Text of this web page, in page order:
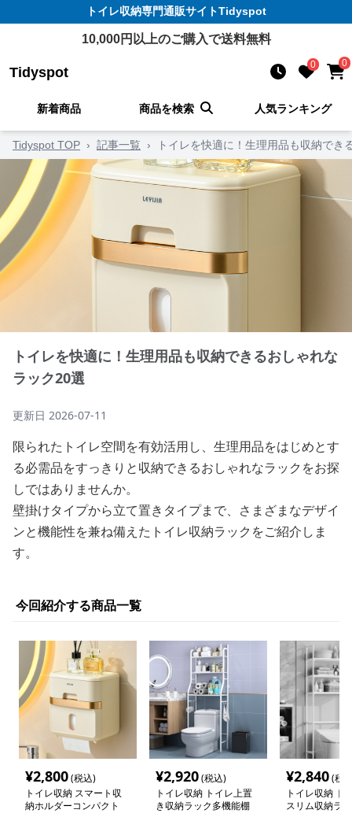
トイレ収納専門通販サイトTidyspot
10,000円以上のご購入で送料無料
Tidyspot 0 0
新着商品 商品を検索 人気ランキング
Tidyspot TOP › 記事一覧 › トイレを快適に！生理用品も収納でき
トイレを快適に！生理用品も収納できるおしゃれな
ラック20選
更新日 2026-07-11
限られたトイレ空間を有効活用し、生理用品をはじめとす
る必需品をすっきりと収納できるおしゃれなラックをお探
しではありませんか。
壁掛けタイプから立て置きタイプまで、さまざまなデザイ
ンと機能性を兼ね備えたトイレ収納ラックをご紹介しま
す。
今回紹介する商品一覧
¥2,800(税込)
トイレ収納 スマート収
納ホルダーコンパクト
¥2,920(税込)
トイレ収納 トイレ上置
き収納ラック多機能棚
¥2,840(税
トイレ収納 ト
スリム収納ラ